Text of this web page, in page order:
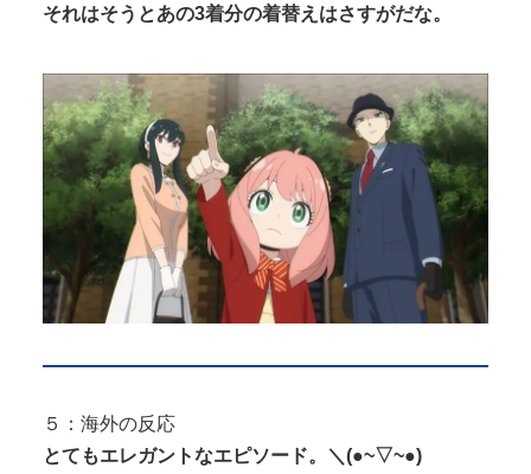
それはそうとあの3着分の着替えはさすがだな。
５：海外の反応
とてもエレガントなエピソード。＼(●~▽~●)